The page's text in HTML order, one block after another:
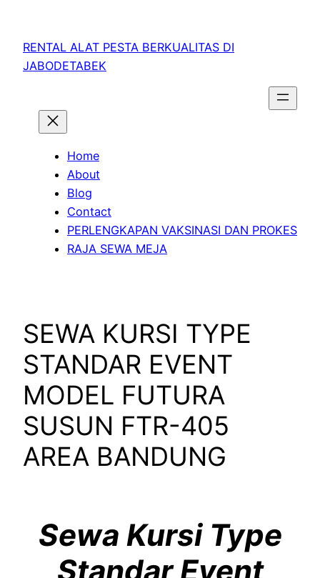
RENTAL ALAT PESTA BERKUALITAS DI
JABODETABEK
Home
About
Blog
Contact
PERLENGKAPAN VAKSINASI DAN PROKES
RAJA SEWA MEJA
SEWA KURSI TYPE
STANDAR EVENT
MODEL FUTURA
SUSUN FTR-405
AREA BANDUNG
Sewa Kursi Type